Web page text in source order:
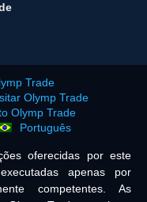
Trade
Olymp Trade
Olymp Trade
Português
oferecidas por este
apenas por
competentes. As